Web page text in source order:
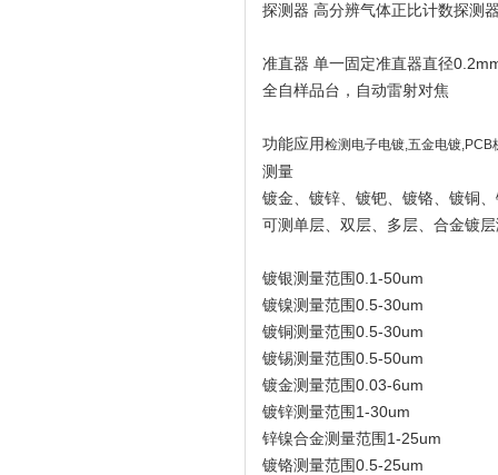
探测器 高分辨气体正比计数探测
准直器 单一固定准直器直径
全自样品台，自动雷射对焦
功能应用检测电子电镀,五金电镀
测量
镀金、镀锌、镀钯、镀铬、镀铜
可测单层、双层、多层、合金镀
镀银测量范围0.1-50um
镀镍测量范围0.5-30um
镀铜测量范围0.5-30um
镀锡测量范围0.5-50um
镀金测量范围0.03-6um
镀锌测量范围1-30um
锌镍合金测量范围1-25um
镀铬测量范围0.5-25um